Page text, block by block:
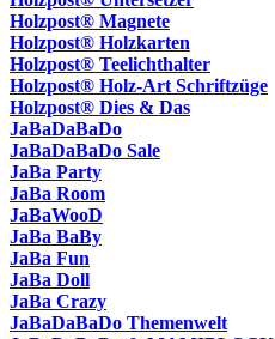
Holzpost® Magnete
Holzpost® Holzkarten
Holzpost® Teelichthalter
Holzpost® Holz-Art Schriftzüge
Holzpost® Dies & Das
JaBaDaBaDo
JaBaDaBaDo Sale
JaBa Party
JaBa Room
JaBaWooD
JaBa BaBy
JaBa Fun
JaBa Doll
JaBa Crazy
JaBaDaBaDo Themenwelt